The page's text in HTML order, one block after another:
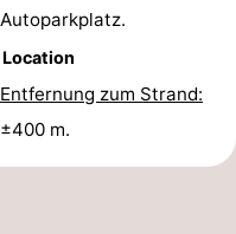
Autoparkplatz.
Location
Entfernung zum Strand:
±400 m.